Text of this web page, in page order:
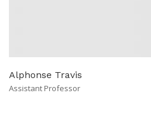
Alphonse Travis
Assistant Professor